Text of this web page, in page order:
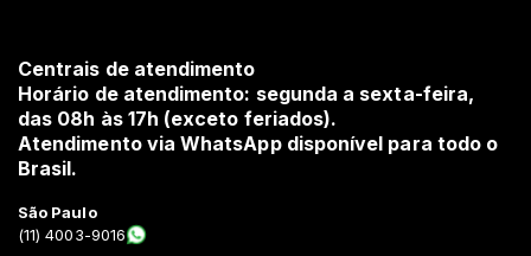
Centrais de atendimento
Horário de atendimento: segunda a sexta-feira,
das 08h às 17h (exceto feriados).
Atendimento via WhatsApp disponível para todo o
Brasil.
São Paulo
(11) 4003-9016